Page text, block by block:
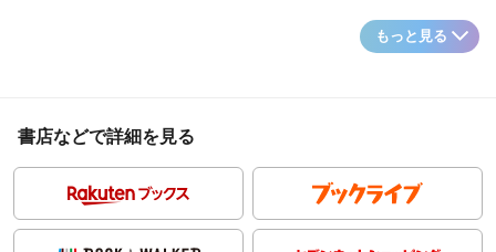
もっと見る
書店などで詳細を見る